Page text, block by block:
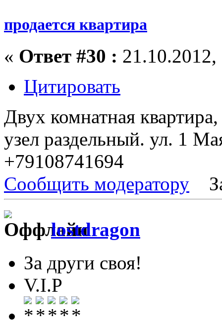
продается квартира
« Ответ #30 :
Цитировать
Двух комнатная
узел раздельный. ул. 1
+79108741694
Сообщить модератору
lostdragon
За други своя!
V.I.P